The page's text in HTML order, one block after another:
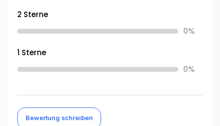
2 Sterne
0%
1 Sterne
0%
Bewertung schreiben